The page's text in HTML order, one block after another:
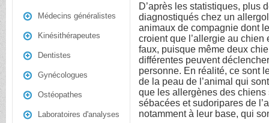
Médecins généralistes
Kinésithérapeutes
Dentistes
Gynécologues
Ostéopathes
Laboratoires d'analyses
D’après les statistiques, plus
diagnostiqués chez un
animaux de compagnie dont
croient que l’allergie au chien
faux, puisque même deux
différentes peuvent
personne. En réalité, ce sont
de la peau de l’animal qui
que les allergènes des
sébacées et sudoripares de
notamment à leur base, qui